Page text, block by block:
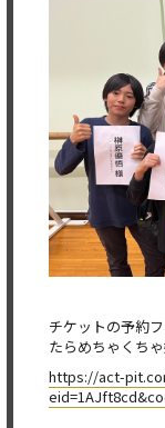
チケットの予約
たらめちゃくち
https://act-